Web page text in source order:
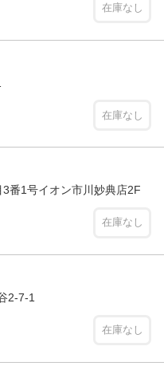
在庫なし
在庫なし
番1号イオン市川妙典店2F
在庫なし
2-7-1
在庫なし